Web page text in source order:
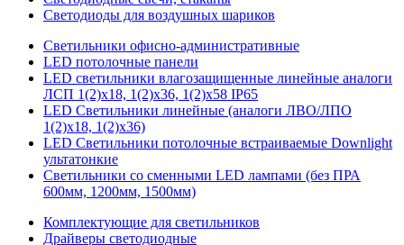
Светодиоды для воздушных шариков
Светильники офисно-административные
LED потолочные панели
LED светильники влагозащищенные линейные аналоги
ЛСП 1(2)х18, 1(2)х36, 1(2)х58 IP65
LED Светильники линейные (аналоги ЛВО/ЛПО
1(2)х18, 1(2)х36)
LED Светильники потолочные встраиваемые Downlight
ультатонкие
Светильники со сменными LED лампами (без ПРА
600мм, 1200мм, 1500мм)
Комплектующие для светильников
Драйверы светодиодные